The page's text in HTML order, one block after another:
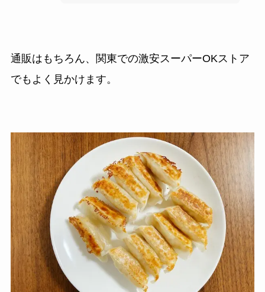
通販はもちろん、関東での激安スーパーOKストア
でもよく見かけます。